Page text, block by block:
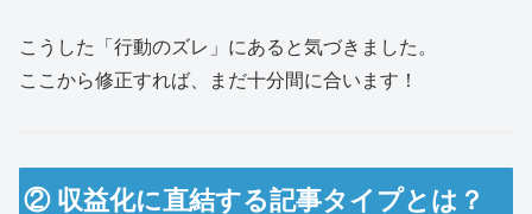
こうした「行動のズレ」にあると気づきました。
ここから修正すれば、まだ十分間に合います！
② 収益化に直結する記事タイプとは？